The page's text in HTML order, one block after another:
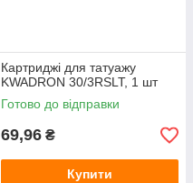
Картриджі для татуажу
KWADRON 30/3RSLT, 1 шт
Готово до відправки
69,96 ₴
Купити